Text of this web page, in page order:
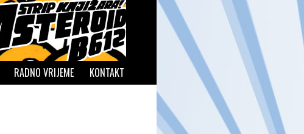
RADNO VRIJEME KONTAKT